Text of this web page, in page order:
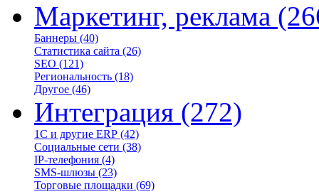
Маркетинг, реклама
Баннеры (40)
Статистика сайта (26)
SEO (121)
Региональность (18)
Другое (46)
Интеграция (272)
1С и другие ERP (42)
Социальные сети (38)
IP-телефония (4)
SMS-шлюзы (23)
Торговые площадки (69)